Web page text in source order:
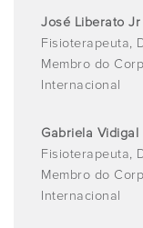
José Liberato Jr
Fisioterapeuta,
Membro do
Internacional
Gabriela Vidigal
Fisioterapeuta,
Membro do
Internacional